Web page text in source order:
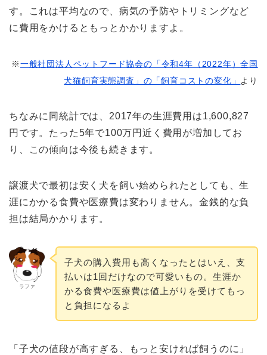
す。これは平均なので、病気の予防やトリミングなど
に費用をかけるともっとかかりますよ。
※一般社団法人ペットフード協会の「令和4年（2022年）全国
犬猫飼育実態調査」の「飼育コストの変化」
より
ちなみに同統計では、2017年の生涯費用は1,600,827
円です。たった5年で100万円近く費用が増加してお
り、この傾向は今後も続きます。
譲渡犬で最初は安く犬を飼い始められたとしても、生
涯にかかる食費や医療費は変わりません。金銭的な負
担は結局かかります。
ラファ
子犬の購入費用も高くなったとはいえ、支
払いは1回だけなので可愛いもの。生涯か
かる食費や医療費は値上がりを受けてもっ
と負担になるよ
「子犬の値段が高すぎる、もっと安ければ飼うのに」